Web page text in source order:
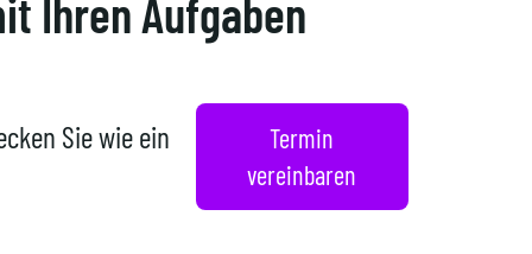
Ihren Aufgaben
Sie wie ein
Termin
vereinbaren